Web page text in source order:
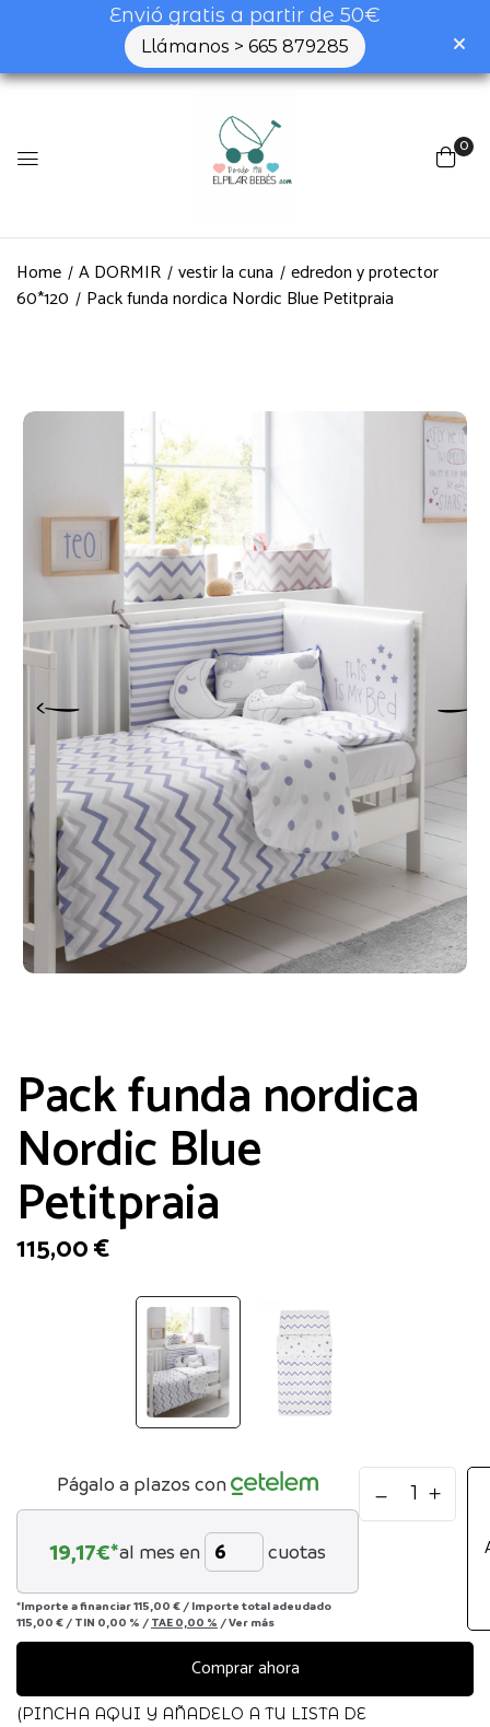
Envió gratis a partir de 50€
Llámanos > 665 879285
0
Home A DORMIR vestir la cuna
edredon y protector
60*120
Pack funda nordica Nordic Blue Petitpraia
Pack funda nordica
Nordic Blue
Petitpraia
115,00€
Págalo a plazos con
19,17€*al mes en cuotas
*Importe a financiar115,00 € / Importe total adeudado
115,00 € / TIN 0,00 % / TAE 0,00 % /Ver más
funda
Comprar ahora
(PINCHA AQUI Y AÑADELO A TU LISTA DE